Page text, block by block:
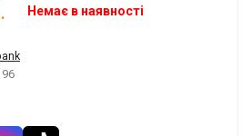
Немає в наявності